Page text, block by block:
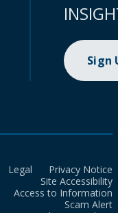
Sign
Legal
Privacy Notice
Site Accessibility
Access to Information
Scam Alert